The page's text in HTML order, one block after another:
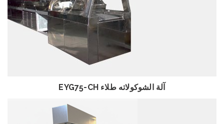
استعراض
EYG75-CH آلة الشوكولاته طلاء